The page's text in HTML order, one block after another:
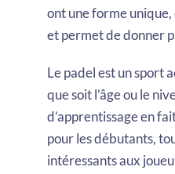
ont une forme
et permet de donner
Le padel est un sport
que soit l’âge ou le
d’apprentissage en
pour les débutants,
intéressants aux